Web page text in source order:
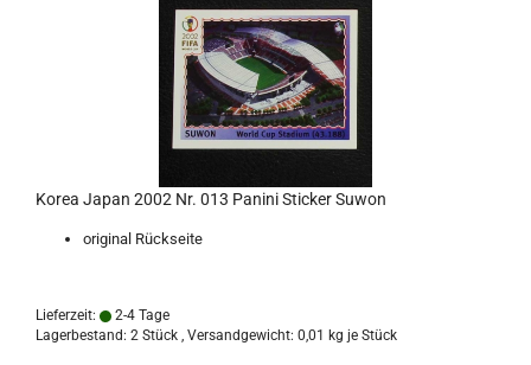
Korea Japan 2002 Nr. 013 Panini Sticker Suwon
original Rückseite
Lieferzeit:
2-4 Tage
Lagerbestand: 2 Stück , Versandgewicht: 0,01 kg je Stück